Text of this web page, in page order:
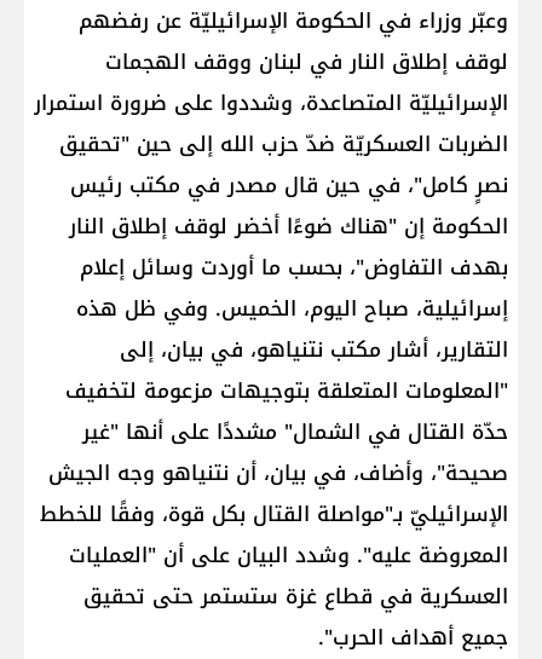
وعبّر وزراء في الحكومة الإسرائيليّة عن رفضهم
لوقف إطلاق النار في لبنان ووقف الهجمات
الإسرائيليّة المتصاعدة، وشددوا على ضرورة استمرار
الضربات العسكريّة ضدّ حزب الله إلى حين "تحقيق
نصرٍ كامل"، في حين قال مصدر في مكتب رئيس
الحكومة إن "هناك ضوءًا أخضر لوقف إطلاق النار
بهدف التفاوض"، بحسب ما أوردت وسائل إعلام
إسرائيلية، صباح اليوم، الخميس. وفي ظل هذه
التقارير، أشار مكتب نتنياهو، في بيان، إلى
"المعلومات المتعلقة بتوجيهات مزعومة لتخفيف
حدّة القتال في الشمال" مشددًا على أنها "غير
صحيحة"، وأضاف، في بيان، أن نتنياهو وجه الجيش
الإسرائيليّ بـ"مواصلة القتال بكل قوة، وفقًا للخطط
المعروضة عليه". وشدد البيان على أن "العمليات
العسكرية في قطاع غزة ستستمر حتى تحقيق
جميع أهداف الحرب".